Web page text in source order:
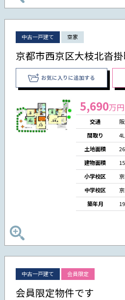
中古一戸建て 空家
京都市西京区大枝北沓
お気に入りに追加する
5,690万円
交通
間取り
土地面積
建物面積
小学校区
中学校区
築年月
中古一戸建て 会員限定
会員限定物件です